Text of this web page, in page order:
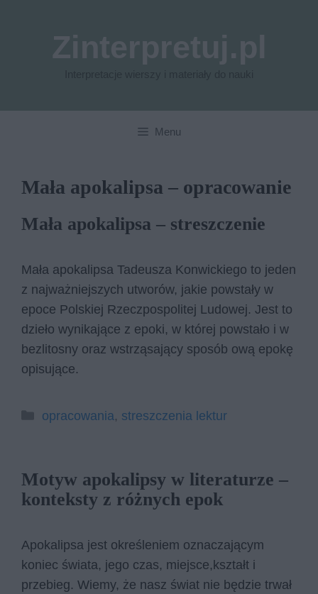
Menu
Mała apokalipsa – opracowanie
Mała apokalipsa – streszczenie
Mała apokalipsa Tadeusza Konwickiego to jeden
z najważniejszych utworów, jakie powstały w
epoce Polskiej Rzeczpospolitej Ludowej. Jest to
dzieło wynikające z epoki, w której powstało i w
bezlitosny oraz wstrząsający sposób ową epokę
opisujące.
Kategorie
opracowania, streszczenia lektur
Motyw apokalipsy w literaturze –
konteksty z różnych epok
Apokalipsa jest określeniem oznaczającym
koniec świata, jego czas, miejsce,kształt i
przebieg. Wiemy, że nasz świat nie będzie trwał